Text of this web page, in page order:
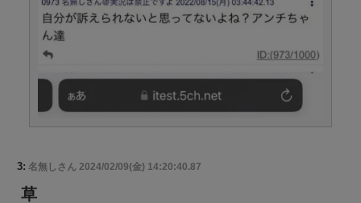
3: 名無しさん 2024/02/09(金) 14:20:40.87
草